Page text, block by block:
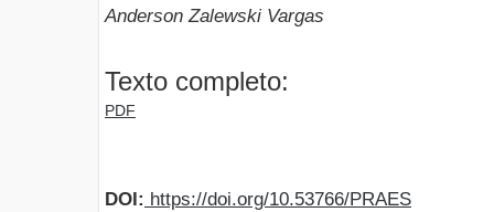
Anderson Zalewski Vargas
Texto completo:
PDF
DOI: https://doi.org/10.53766/PRAES